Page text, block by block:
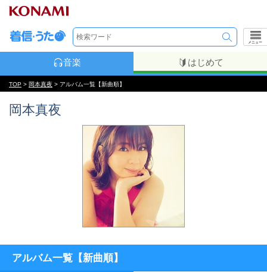
メニュー
音楽 はじめて
TOP > 岡本真夜 > アルバム一覧【新曲順】
岡本真夜
アルバム一覧【新曲順】